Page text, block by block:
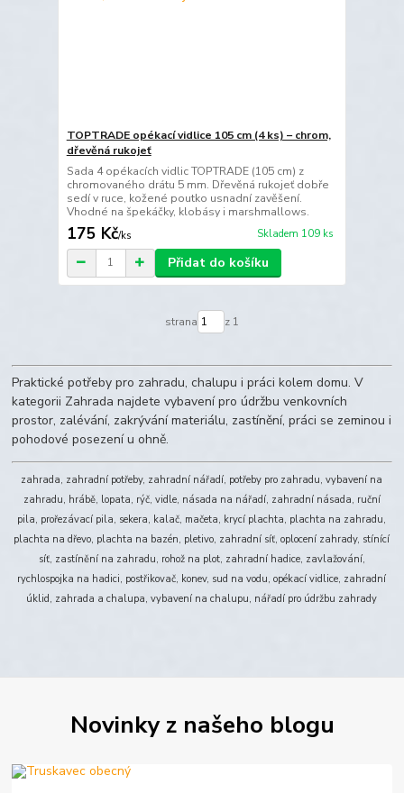
TOPTRADE opékací vidlice 105 cm (4 ks) – chrom,
dřevěná rukojeť
Sada 4 opékacích vidlic TOPTRADE (105 cm) z
chromovaného drátu 5 mm. Dřevěná rukojeť dobře
sedí v ruce, kožené poutko usnadní zavěšení.
Vhodné na špekáčky, klobásy i marshmallows.
175 Kč/ks Skladem 109 ks
Přidat do košíku
strana z 1
Praktické potřeby pro zahradu, chalupu i práci kolem domu. V
kategorii Zahrada najdete vybavení pro údržbu venkovních
prostor, zalévání, zakrývání materiálu, zastínění, práci se zeminou i
pohodové posezení u ohně.
zahrada, zahradní potřeby, zahradní nářadí, potřeby pro zahradu, vybavení na
zahradu, hrábě, lopata, rýč, vidle, násada na nářadí, zahradní násada, ruční
pila, prořezávací pila, sekera, kalač, mačeta, krycí plachta, plachta na zahradu,
plachta na dřevo, plachta na bazén, pletivo, zahradní síť, oplocení zahrady, stínící
síť, zastínění na zahradu, rohož na plot, zahradní hadice, zavlažování,
rychlospojka na hadici, postřikovač, konev, sud na vodu, opékací vidlice, zahradní
úklid, zahrada a chalupa, vybavení na chalupu, nářadí pro údržbu zahrady
Novinky z našeho blogu